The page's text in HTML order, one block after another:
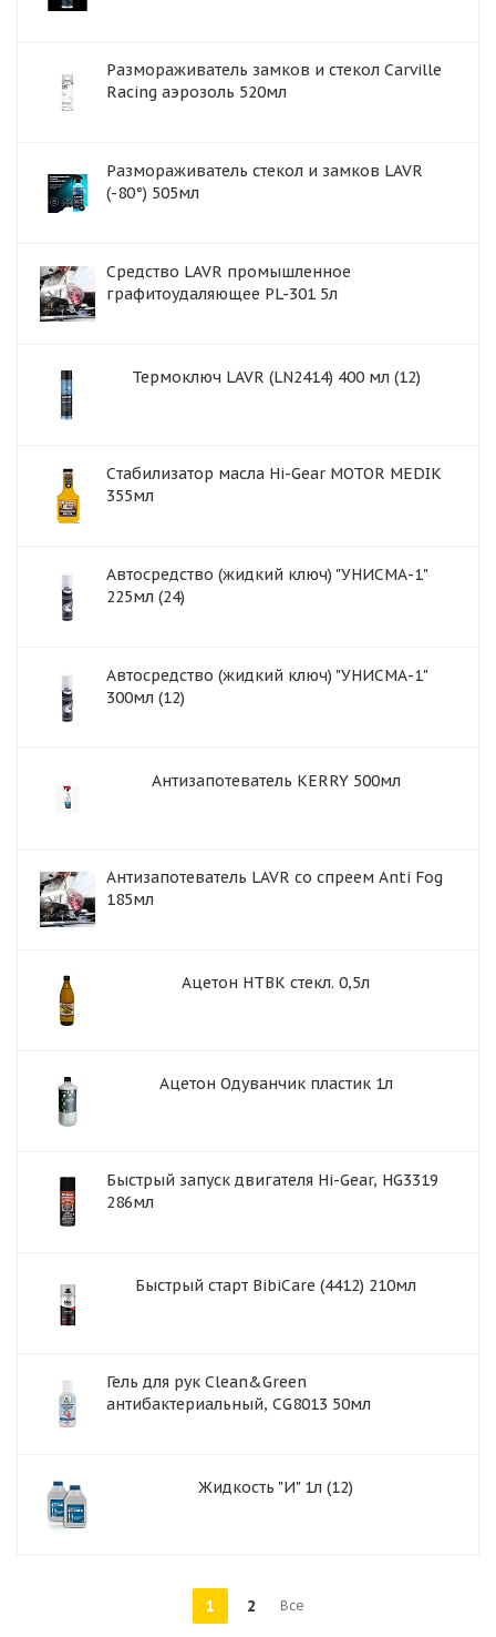
Размораживатель замков и стекол Carville
Racing аэрозоль 520мл
Размораживатель стекол и замков LAVR
(-80°) 505мл
Средство LAVR промышленное
графитоудаляющее PL-301 5л
Термоключ LAVR (LN2414) 400 мл (12)
Cтабилизатор масла Hi-Gear MOTOR MEDIK
355мл
Автосредство (жидкий ключ) "УНИСМА-1"
225мл (24)
Автосредство (жидкий ключ) "УНИСМА-1"
300мл (12)
Антизапотеватель KERRY 500мл
Антизапотеватель LAVR со спреем Anti Fog
185мл
Ацетон НТВК стекл. 0,5л
Ацетон Одуванчик пластик 1л
Быстрый запуск двигателя Hi-Gear, HG3319
286мл
Быстрый старт BibiCare (4412) 210мл
Гель для рук Clean&Green
антибактериальный, CG8013 50мл
Жидкость "И" 1л (12)
1 2 Все